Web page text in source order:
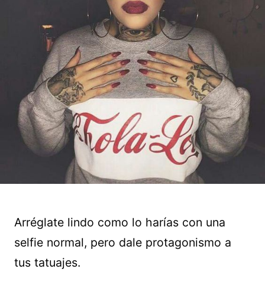
Arréglate lindo como lo harías con una
selfie normal, pero dale protagonismo a
tus tatuajes.